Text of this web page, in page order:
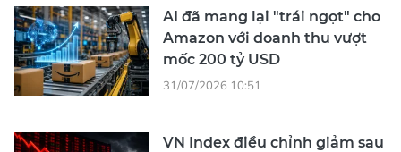
AI đã mang lại "trái ngọt" cho
Amazon với doanh thu vượt
mốc 200 tỷ USD
31/07/2026 10:51
VN Index điều chỉnh giảm sau